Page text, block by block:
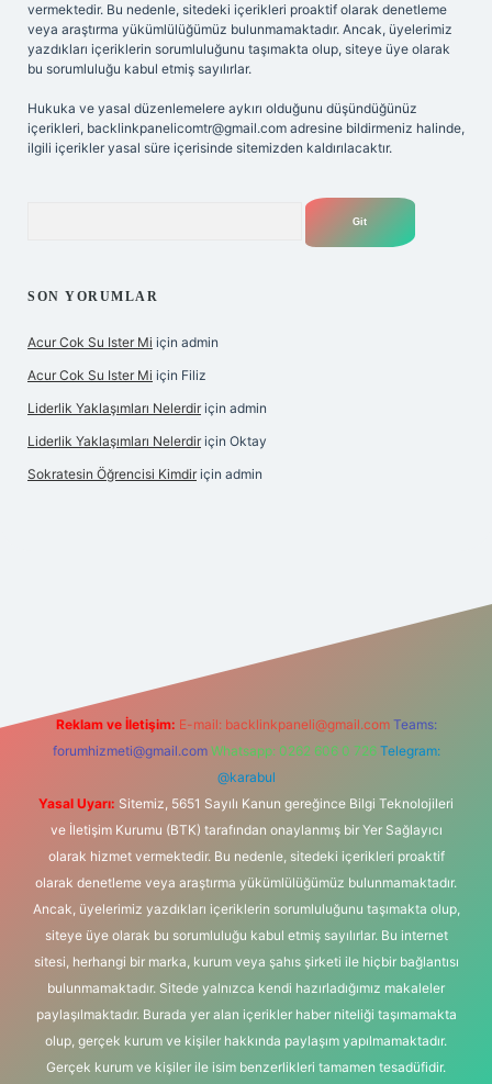
vermektedir. Bu nedenle, sitedeki içerikleri proaktif olarak denetleme
veya araştırma yükümlülüğümüz bulunmamaktadır. Ancak, üyelerimiz
yazdıkları içeriklerin sorumluluğunu taşımakta olup, siteye üye olarak
bu sorumluluğu kabul etmiş sayılırlar.
Hukuka ve yasal düzenlemelere aykırı olduğunu düşündüğünüz
içerikleri, backlinkpanelicomtr@gmail.com adresine bildirmeniz halinde,
ilgili içerikler yasal süre içerisinde sitemizden kaldırılacaktır.
SON YORUMLAR
Acur Cok Su Ister Mi için admin
Acur Cok Su Ister Mi için Filiz
Liderlik Yaklaşımları Nelerdir için admin
Liderlik Yaklaşımları Nelerdir için Oktay
Sokratesin Öğrencisi Kimdir için admin
Reklam ve İletişim: E-mail: backlinkpaneli@gmail.com Teams:
forumhizmeti@gmail.com Whatsapp: 0262 606 0 726 Telegram:
@karabul
Yasal Uyarı: Sitemiz, 5651 Sayılı Kanun gereğince Bilgi Teknolojileri
ve İletişim Kurumu (BTK) tarafından onaylanmış bir Yer Sağlayıcı
olarak hizmet vermektedir. Bu nedenle, sitedeki içerikleri proaktif
olarak denetleme veya araştırma yükümlülüğümüz bulunmamaktadır.
Ancak, üyelerimiz yazdıkları içeriklerin sorumluluğunu taşımakta olup,
siteye üye olarak bu sorumluluğu kabul etmiş sayılırlar. Bu internet
sitesi, herhangi bir marka, kurum veya şahıs şirketi ile hiçbir bağlantısı
bulunmamaktadır. Sitede yalnızca kendi hazırladığımız makaleler
paylaşılmaktadır. Burada yer alan içerikler haber niteliği taşımamakta
olup, gerçek kurum ve kişiler hakkında paylaşım yapılmamaktadır.
Gerçek kurum ve kişiler ile isim benzerlikleri tamamen tesadüfidir.